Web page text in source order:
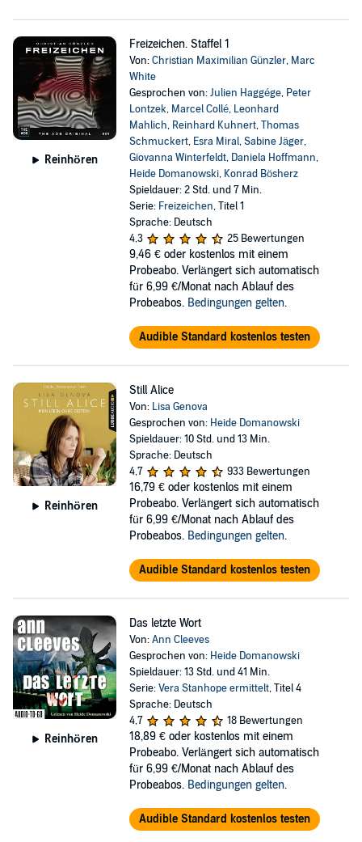
Reinhören
Freizeichen. Staffel 1
Von:Christian Maximilian Günzler, Marc
White
Gesprochen von:Julien Haggége, Peter
Lontzek, Marcel Collé, Leonhard
Mahlich, Reinhard Kuhnert,Thomas
Schmuckert, Esra Miral,Sabine Jäger,
Giovanna Winterfeldt, Daniela Hoffmann,
Heide Domanowski, Konrad Bösherz
Spieldauer: 2 Std. und 7 Min.
Serie: Freizeichen, Titel 1
Sprache: Deutsch
4,3
25 Bewertungen
9,46 € oder kostenlos mit einem
Probeabo. Verlängert sich automatisch
für 6,99 €/Monat nach Ablauf des
Probeabos. Bedingungen gelten.
Audible Standard kostenlos testen
Reinhören
Still Alice
Von: Lisa Genova
Gesprochen von: Heide Domanowski
Spieldauer: 10 Std. und 13 Min.
Sprache: Deutsch
4,7
933 Bewertungen
16,79 € oder kostenlos mit einem
Probeabo. Verlängert sich automatisch
für 6,99 €/Monat nach Ablauf des
Probeabos. Bedingungen gelten.
Audible Standard kostenlos testen
Reinhören
Das letzte Wort
Von:Ann Cleeves
Gesprochen von: Heide Domanowski
Spieldauer: 13 Std. und 41 Min.
Serie:Vera Stanhope ermittelt, Titel 4
Sprache: Deutsch
4,7
18 Bewertungen
18,89 € oder kostenlos mit einem
Probeabo. Verlängert sich automatisch
für 6,99 €/Monat nach Ablauf des
Probeabos. Bedingungen gelten.
Audible Standard kostenlos testen